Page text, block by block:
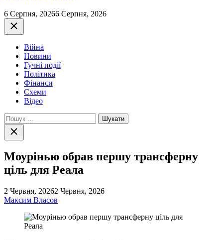
6 Серпня, 20266 Серпня, 2026
Закрити
Війна
Новини
Гучні події
Політика
Фінанси
Схеми
Відео
Пошук:
Закрити
пошук
Моурінью обрав першу трансферну
ціль для Реала
2 Червня, 20262 Червня, 2026
Максим Власов